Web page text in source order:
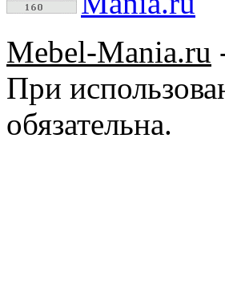
Mebel-Mania.ru
При
обязательна.